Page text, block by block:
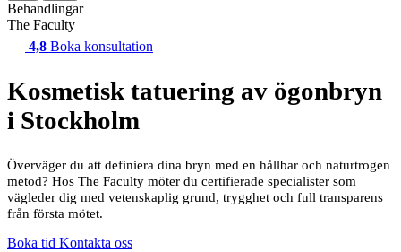
Behandlingar
The Faculty
4,8 Boka konsultation
Kosmetisk tatuering av ögonbryn
i Stockholm
Överväger du att definiera dina bryn med en hållbar och naturtrogen
metod? Hos The Faculty möter du certifierade specialister som
vägleder dig med vetenskaplig grund, trygghet och full transparens
från första mötet.
Boka tid Kontakta oss